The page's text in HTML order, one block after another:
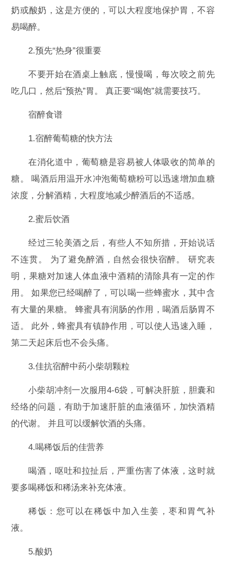
奶或酸奶，这是方便的，可以大程度地保护胃，不容
易喝醉。
2.预先“热身”很重要
不要开始在酒桌上触底，慢慢喝，每次咬之前先
吃几口，然后“预热”胃。 真正要“喝饱”就需要技巧。
宿醉食谱
1.宿醉葡萄糖的快方法
在消化道中，葡萄糖是容易被人体吸收的简单的
糖。 喝酒后用温开水冲泡葡萄糖粉可以迅速增加血糖
浓度，分解酒精，大程度地减少醉酒后的不适感。
2.蜜后饮酒
经过三轮美酒之后，有些人不知所措，开始说话
不连贯。 为了避免醉酒，自然会很快宿醉。 研究表
明，果糖对加速人体血液中酒精的清除具有一定的作
用。 如果您已经喝醉了，可以喝一些蜂蜜水，其中含
有大量的果糖。 蜂蜜具有润肠的作用，喝酒后肠胃不
适。 此外，蜂蜜具有镇静作用，可以使人迅速入睡，
第二天起床后也不会头痛。
3.佳抗宿醉中药小柴胡颗粒
小柴胡冲剂一次服用4-6袋，可解决肝脏，胆囊和
经络的问题，有助于加速肝脏的血液循环，加快酒精
的代谢。 并且可以缓解饮酒的头痛。
4.喝稀饭后的佳营养
喝酒，呕吐和拉扯后，严重伤害了体液，这时就
要多喝稀饭和稀汤来补充体液。
稀饭：您可以在稀饭中加入生姜，枣和胃气补
液。
5.酸奶